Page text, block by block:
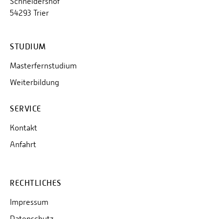
Die ISO/IEC 27000-Familie
Grundschutzhandbuch: Überblick IT-Grundschutz;
Sicherheitsprozess und -organisation; Erstellung
und Etablierung einer geeigneten
Aufgaben, Verantwortungen und Kompetenzen im
Erstellung einer Übersicht über vorhandene IT-
Systeme; Erstellung eines Sicherheitskonzepts;
Aufrechterhalten des sicheren Betriebs
54293 Trier
STUDIUM
Masterfernstudium
Weiterbildung
SERVICE
Kontakt
Anfahrt
RECHTLICHES
Impressum